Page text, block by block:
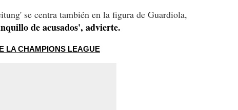
se centra también en la figura de Guardiola,
de acusados', advierte.
LA CHAMPIONS LEAGUE